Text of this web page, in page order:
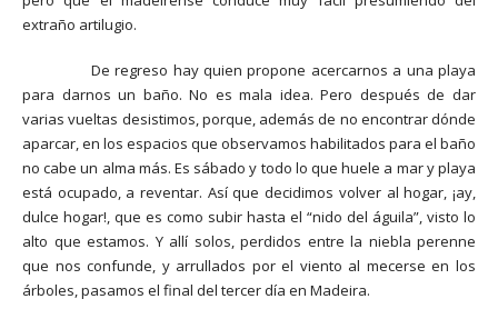
extraño artilugio.
De regreso hay quien propone acercarnos a una playa
para darnos un baño. No es mala idea. Pero después de dar
varias vueltas desistimos, porque, además de no encontrar dónde
aparcar, en los espacios que observamos habilitados para el baño
no cabe un alma más. Es sábado y todo lo que huele a mar y playa
está ocupado, a reventar. Así que decidimos volver al hogar, ¡ay,
dulce hogar!, que es como subir hasta el “nido del águila”, visto lo
alto que estamos. Y allí solos, perdidos entre la niebla perenne
que nos confunde, y arrullados por el viento al mecerse en los
árboles, pasamos el final del tercer día en Madeira.